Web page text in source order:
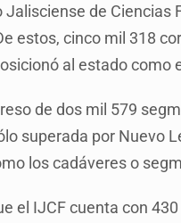
de Ciencias
estos, cinco mil 318
al estado como
de dos mil 579
superada por Nuevo
los cadáveres o
el IJCF cuenta con